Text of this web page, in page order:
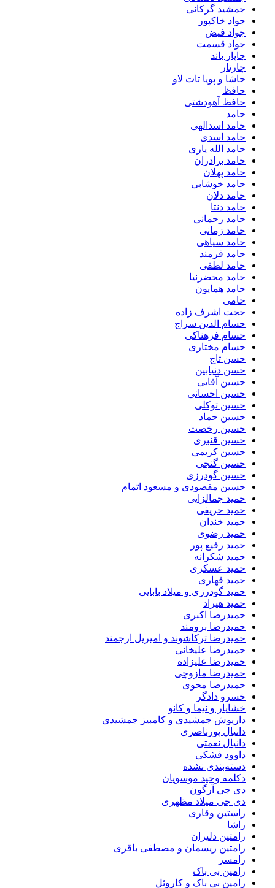
جمشید گرکانی
جواد خاکپور
جواد فیض
جواد قسمت
چاپار باند
چارتار
حاشا و پویا تات لاو
حافظ
حافظ آهودشتی
حامد
حامد اسدالهی
حامد اسدی
حامد الله یاری
حامد برادران
حامد پهلان
حامد خوشابی
حامد دلان
حامد دنتا
حامد رحمانی
حامد زمانی
حامد سیاهی
حامد فرمند
حامد لطفی
حامد محضرنیا
حامد همایون
حامی
حجت اشرف زاده
حسام الدین سراج
حسام فرهناکی
حسام مختاری
حسن تاج
حسن دنیابین
حسین آقایی
حسین احسانی
حسین توکلی
حسین حماد
حسین رخصت
حسین قنبری
حسین کریمی
حسین گنجی
حسین گودرزی
حسین مقصودی و مسعود اتمام
حمید جمالزایی
حمید حریفی
حمید خندان
حمید رضوی
حمید رفیع پور
حمید شکرانه
حمید عسکری
حمید قهاری
حمید گودرزی و میلاد بابایی
حمید هیراد
حمیدرضا اکبری
حمیدرضا برومند
حمیدرضا ترکاشوند و امیریل ارجمند
حمیدرضا علیخانی
حمیدرضا علیزاده
حمیدرضا مازوچی
حمیدرضا محوی
خسرو دادگر
خشایار و نیما و کانو
داریوش جمشیدی و کامبیز جمشیدی
دانیال پورناصری
دانیال نعمتی
داوود فشکی
دسته‌بندی نشده
دکلمه وحید موسویان
دی جی آرگون
دی جی میلاد مظهری
راستین وقاری
راشا
رامتین دلیران
رامتین ریسمان و مصطفی باقری
رامسز
رامین بی باک
رامین بی باک و کاروئل